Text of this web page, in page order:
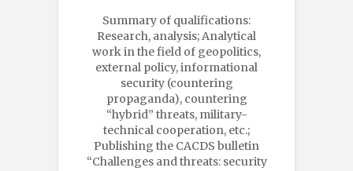
Summary of qualifications:
Research, analysis; Analytical
work in the field of geopolitics,
external policy, informational
security (countering
propaganda), countering
“hybrid” threats, military-
technical cooperation, etc.;
Publishing the CACDS bulletin
“Challenges and threats: security